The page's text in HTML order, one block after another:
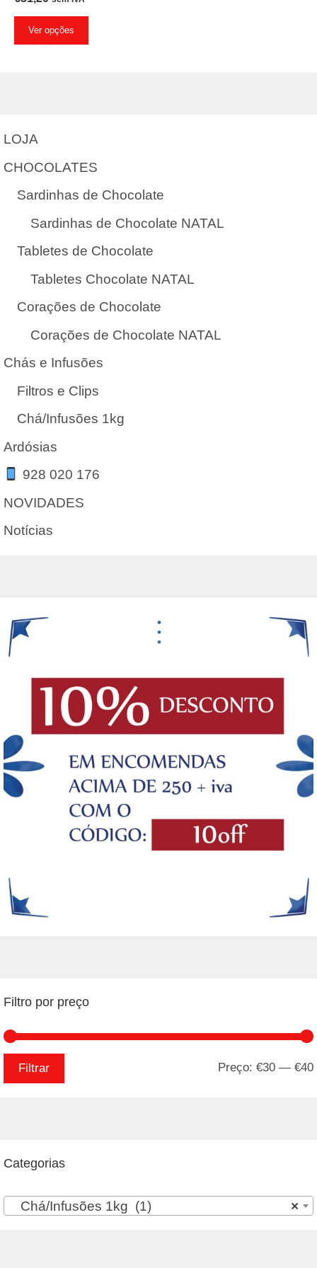
Ver opções
may
page
LOJA
CHOCOLATES
Sardinhas de Chocolate
Sardinhas de Chocolate NATAL
Tabletes de Chocolate
Tabletes Chocolate NATAL
Corações de Chocolate
Corações de Chocolate NATAL
Chás e Infusões
Filtros e Clips
Chá/Infusões 1kg
Ardósias
928 020 176
NOVIDADES
Notícias
Filtro por preço
Filtrar Preço: €30 — €40
Categorias
×
Chá/Infusões 1kg (1)